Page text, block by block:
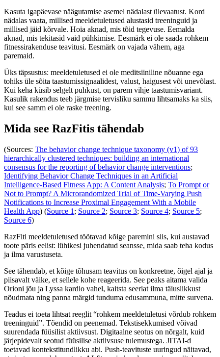
Kasuta igapäevase näägutamise asemel nädalast ülevaatust. Kord
nädalas vaata, millised meeldetuletused alustasid treeninguid ja
millised jäid kõrvale. Hoia aknad, mis tõid tegevuse. Eemalda
aknad, mis tekitasid vaid pühkimise. Eesmärk ei ole saada rohkem
fitnessirakenduse teavitusi. Eesmärk on vajada vähem, aga
paremaid.
Üks täpsustus: meeldetuletused ei ole meditsiiniline nõuanne ega
tohiks üle sõita taastumissignaalidest, valust, haigusest või unevõlast.
Kui keha küsib selgelt puhkust, on parem vihje taastumisvariant.
Kasulik rakendus teeb järgmise tervisliku sammu lihtsamaks ka siis,
kui see samm ei ole raske treening.
Mida see RazFitis tähendab
(Sources: The behavior change technique taxonomy (v1) of 93
hierarchically clustered techniques: building an international
consensus for the reporting of behavior change interventions;
Identifying Behavior Change Techniques in an Artificial
Intelligence-Based Fitness App: A Content Analysis; To Prompt or
Not to Prompt? A Microrandomized Trial of Time-Varying Push
Notifications to Increase Proximal Engagement With a Mobile
Health App) (Source 1 ; Source 2; Source 3; Source 4; Source 5;
Source 6)
RazFiti meeldetuletused töötavad kõige paremini siis, kui austavad
toote päris eelist: lühikesi juhendatud seansse, mida saab teha kodus
ja ilma varustuseta.
See tähendab, et kõige tõhusam teavitus on konkreetne, õigel ajal ja
piisavalt väike, et sellele kohe reageerida. See peaks aitama valida
Orioni jõu ja Lyssa kardio vahel, kaitsta seeriat ilma täiuslikkust
nõudmata ning panna märgid tunduma edusammuna, mitte survena.
Teadus ei toeta lihtsat reeglit “rohkem meeldetuletusi võrdub rohkem
treeninguid”. Tõendid on peenemad. Tekstisekkumised võivad
suurendada füüsilist aktiivsust. Digitaalne seotus on nõrgalt, kuid
järjepidevalt seotud füüsilise aktiivsuse tulemustega. JITAI-d
toetavad kontekstitundlikku abi. Push-teavituste uuringud näitavad,